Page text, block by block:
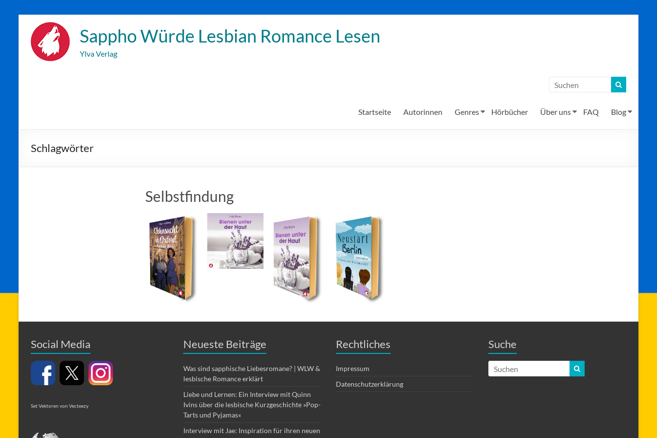
Inhalt
wechseln
Sappho Würde Lesbian Romance Lesen
Ylva Verlag
Startseite Autorinnen Genres Hörbücher Über uns FAQ Blog
Schlagwörter
Selbstfindung
Social Media
Set Vektoren von Vecteezy
Neueste Beiträge
Was sind sapphische Liebesromane? | WLW &
lesbische Romance erklärt
Liebe und Lernen: Ein Interview mit Quinn
Ivins über die lesbische Kurzgeschichte »Pop-
Tarts und Pyjamas«
Interview mit Jae: Inspiration für ihren neuen
Rechtliches
Impressum
Datenschutzerklärung
Suche